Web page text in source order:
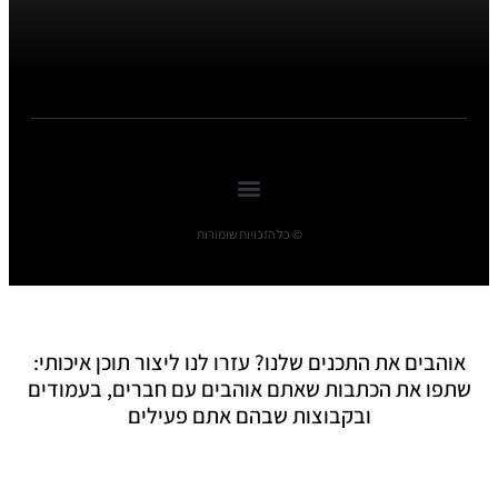
© כל הזכויות שומורות
אוהבים את התכנים שלנו? עזרו לנו ליצור תוכן איכותי:
שתפו את הכתבות שאתם אוהבים עם חברים, בעמודים
ובקבוצות שבהם אתם פעילים